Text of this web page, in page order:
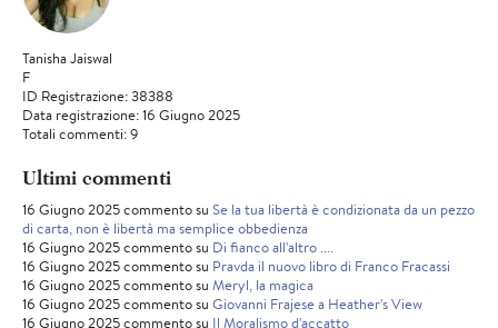
Tanisha Jaiswal
F
ID Registrazione: 38388
Data registrazione: 16 Giugno 2025
Totali commenti: 9
Ultimi commenti
16 Giugno 2025 commento su Se la tua libertà è condizionata da un pezzo
di carta, non è libertà ma semplice obbedienza
16 Giugno 2025 commento su Di fianco all'altro ....
16 Giugno 2025 commento su Pravda il nuovo libro di Franco Fracassi
16 Giugno 2025 commento su Meryl, la magica
16 Giugno 2025 commento su Giovanni Frajese a Heather's View
16 Giugno 2025 commento su Il Moralismo d'accatto